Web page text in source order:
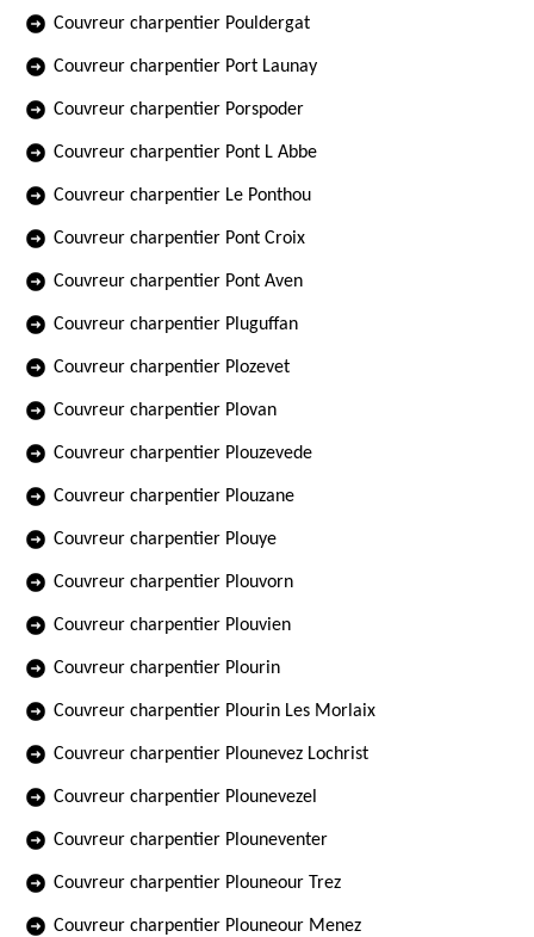
Couvreur charpentier Pouldergat
Couvreur charpentier Port Launay
Couvreur charpentier Porspoder
Couvreur charpentier Pont L Abbe
Couvreur charpentier Le Ponthou
Couvreur charpentier Pont Croix
Couvreur charpentier Pont Aven
Couvreur charpentier Pluguffan
Couvreur charpentier Plozevet
Couvreur charpentier Plovan
Couvreur charpentier Plouzevede
Couvreur charpentier Plouzane
Couvreur charpentier Plouye
Couvreur charpentier Plouvorn
Couvreur charpentier Plouvien
Couvreur charpentier Plourin
Couvreur charpentier Plourin Les Morlaix
Couvreur charpentier Plounevez Lochrist
Couvreur charpentier Plounevezel
Couvreur charpentier Plouneventer
Couvreur charpentier Plouneour Trez
Couvreur charpentier Plouneour Menez